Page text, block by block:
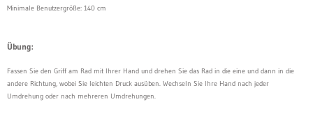
Minimale Benutzergröße: 140 cm
Übung:
Fassen Sie den Griff am Rad mit Ihrer Hand und drehen Sie das Rad in die eine und dann in die
andere Richtung, wobei Sie leichten Druck ausüben. Wechseln Sie Ihre Hand nach jeder
Umdrehung oder nach mehreren Umdrehungen.